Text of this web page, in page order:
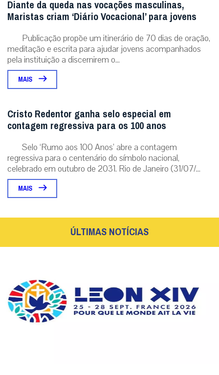
Selo ‘Rumo aos 100 Anos’ abre a contagem
celebrado em outubro de 2031. Rio de Janeiro (31/07/...
MAIS
Santa Sé divulga lema e logotipo da viagem
Com inspiração nas catedrais góticas e no estilo Art Déco, a
identidade visual e a mensagem oficial reforçam a busca por paz
e reconciliação....
07 / Aug |Roma